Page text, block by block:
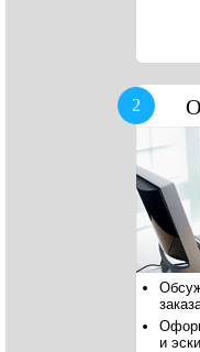
2
и